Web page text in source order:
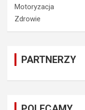
Motoryzacja
Zdrowie
PARTNERZY